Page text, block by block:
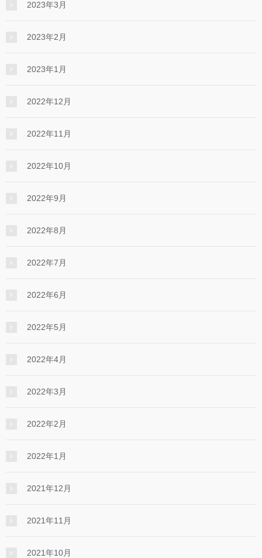
2023年3月
2023年2月
2023年1月
2022年12月
2022年11月
2022年10月
2022年9月
2022年8月
2022年7月
2022年6月
2022年5月
2022年4月
2022年3月
2022年2月
2022年1月
2021年12月
2021年11月
2021年10月